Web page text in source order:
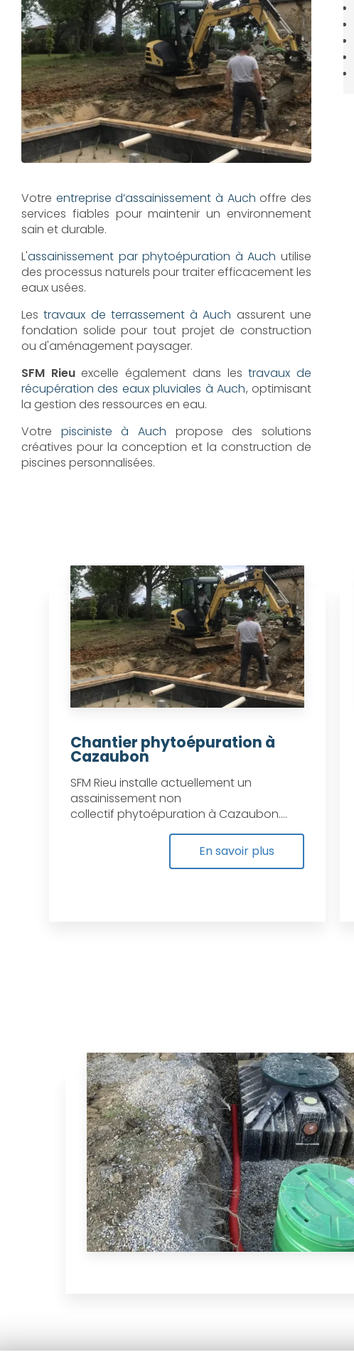
Votre entreprise d’assainissement à Auch offre des
services fiables pour maintenir un environnement
sain et durable.
L'assainissement par phytoépuration à Auch utilise
des processus naturels pour traiter efficacement les
eaux usées.
Lestravaux de terrassement à Auch assurent une
fondation solide pour tout projet de construction
ou d'aménagement paysager.
SFM Rieuexcelle également dans lestravaux de
récupération des eaux pluviales à Auch, optimisant
la gestion des ressources en eau.
Votre pisciniste à Auch propose des solutions
créatives pour la conception et la construction de
piscines personnalisées.
Chantier phytoépuration à
Cazaubon
SFM Rieu installe actuellement un
assainissement non
collectif phytoépuration à Cazaubon....
En savoir plus